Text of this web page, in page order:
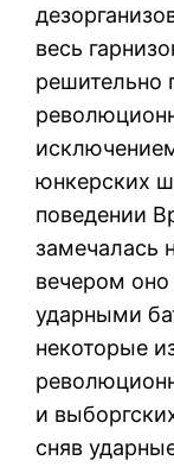
весь
решительно
юнкерских
поведении
замечалась
вечером
ударными
некоторые
и
сняв